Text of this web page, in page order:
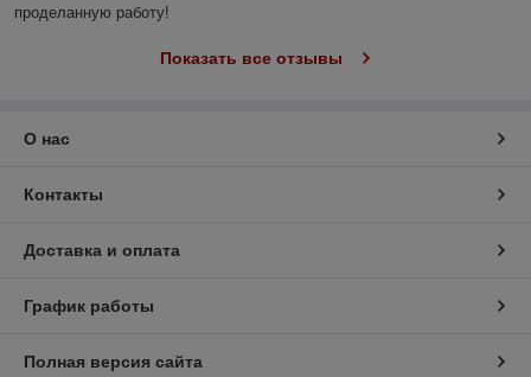
проделанную работу!
Показать все отзывы
О нас
Контакты
Доставка и оплата
График работы
Полная версия сайта